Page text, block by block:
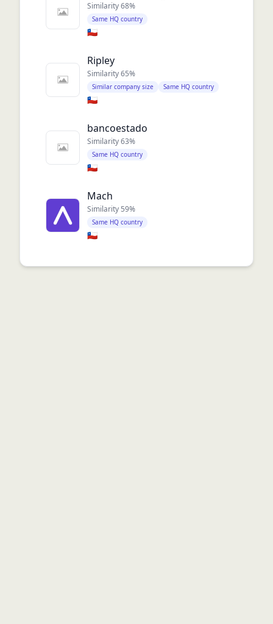
Similarity68%
Same HQ country
🇨🇱
Ripley
Similarity65%
Similar company size Same HQ country
🇨🇱
bancoestado
Similarity63%
Same HQ country
🇨🇱
Mach
Similarity 59%
Same HQ country
🇨🇱